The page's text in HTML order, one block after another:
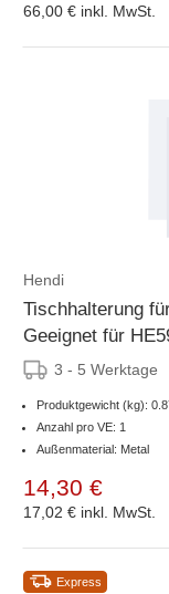
66,00 € inkl. MwSt.
Hendi
Tischhalterung
Geeignet für
3 - 5 Werktage
Produktgewicht (kg):
Anzahl pro VE: 1
Außenmaterial: Metal
14,30 €
17,02 € inkl. MwSt.
Express